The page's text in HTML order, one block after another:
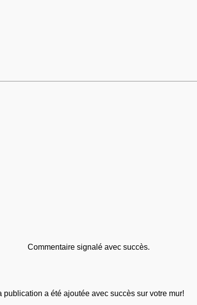
Commentaire signalé avec succès.
publication a été ajoutée avec succès sur votre mur!